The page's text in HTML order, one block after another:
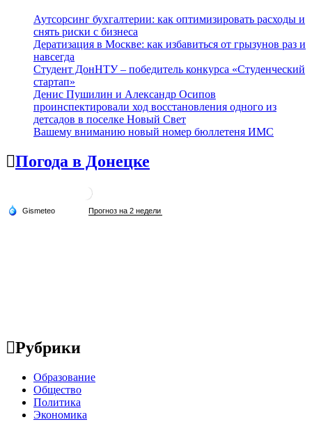
Аутсорсинг бухгалтерии: как оптимизировать расходы и
снять риски с бизнеса
Дератизация в Москве: как избавиться от грызунов раз и
навсегда
Студент ДонНТУ – победитель конкурса «Студенческий
стартап»
Денис Пушилин и Александр Осипов
проинспектировали ход восстановления одного из
детсадов в поселке Новый Свет
Вашему вниманию новый номер бюллетеня ИМС
Погода в Донецке
Рубрики
Образование
Общество
Политика
Экономика